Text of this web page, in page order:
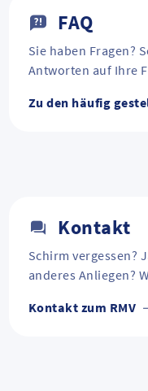
FAQ
Sie haben Fragen?
Antworten auf Ihre
Zu den häufig
Kontakt
Schirm vergessen?
anderes Anliegen?
Kontakt zum RMV